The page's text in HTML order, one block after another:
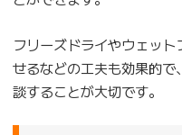
フリーズドライやウェッ
せるなどの工夫も効果的
談することが大切です。